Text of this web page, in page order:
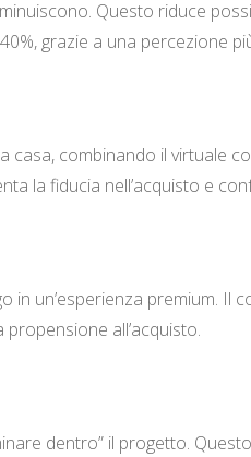
Questo riduce
grazie a una percezione
combinando il virtuale
la fiducia nell’acquisto e
un’esperienza premium. Il
all’acquisto.
dentro” il progetto.